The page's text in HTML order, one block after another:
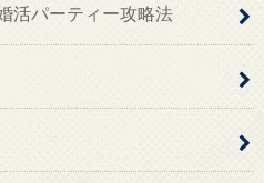
活パーティー攻略法